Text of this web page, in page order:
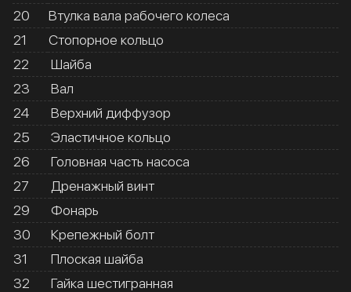
20
Втулка вала рабочего колеса
21
Стопорное кольцо
22
Шайба
23
Вал
24
Верхний диффузор
25
Эластичное кольцо
26
Головная часть насоса
27
Дренажный винт
29
Фонарь
30
Крепежный болт
31
Плоская шайба
32
Гайка шестигранная